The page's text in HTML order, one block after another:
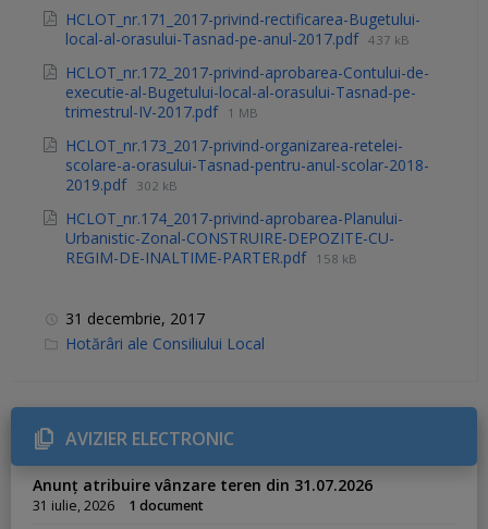
HCLOT_nr.171_2017-privind-rectificarea-Bugetului-
local-al-orasului-Tasnad-pe-anul-2017.pdf 437 kB
HCLOT_nr.172_2017-privind-aprobarea-Contului-de-
executie-al-Bugetului-local-al-orasului-Tasnad-pe-
trimestrul-IV-2017.pdf 1 MB
HCLOT_nr.173_2017-privind-organizarea-retelei-
scolare-a-orasului-Tasnad-pentru-anul-scolar-2018-
2019.pdf 302 kB
HCLOT_nr.174_2017-privind-aprobarea-Planului-
Urbanistic-Zonal-CONSTRUIRE-DEPOZITE-CU-
REGIM-DE-INALTIME-PARTER.pdf 158 kB
31 decembrie, 2017
C
r
i
e
s
Hotărâri ale Consiliului Local
AVIZIER ELECTRONIC
Anunț atribuire vânzare teren din 31.07.2026
31 iulie, 2026 1 document